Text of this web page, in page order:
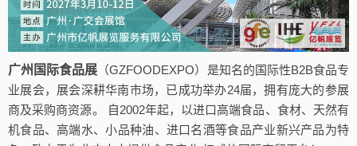
广州国际食品展 （GZFOODEXPO）是知名的国际性B2B食品专
业展会，展会深耕华南市场，已成功举办24届，拥有庞大的参展
商及采购商资源。 自2002年起，以进口高端食品、食材、天然有
机食品、高端水、小品种油、进口名酒等食品产业新兴产品为特